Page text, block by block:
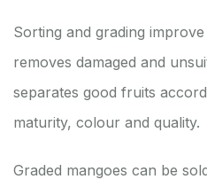
Sorting and grading
removes damaged and
separates good fruits
maturity, colour and quality.
Graded mangoes can be